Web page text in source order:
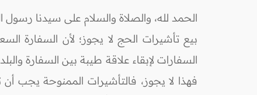
الحمد لله، والصلاة والسلام على سيدنا رسول
بيع تأشيرات الحج لا يجوز؛ لأن السفارة
السفارات لإبقاء علاقة طيبة بين السفارة
فهذا لا يجوز، فالتأشيرات الممنوحة يجب